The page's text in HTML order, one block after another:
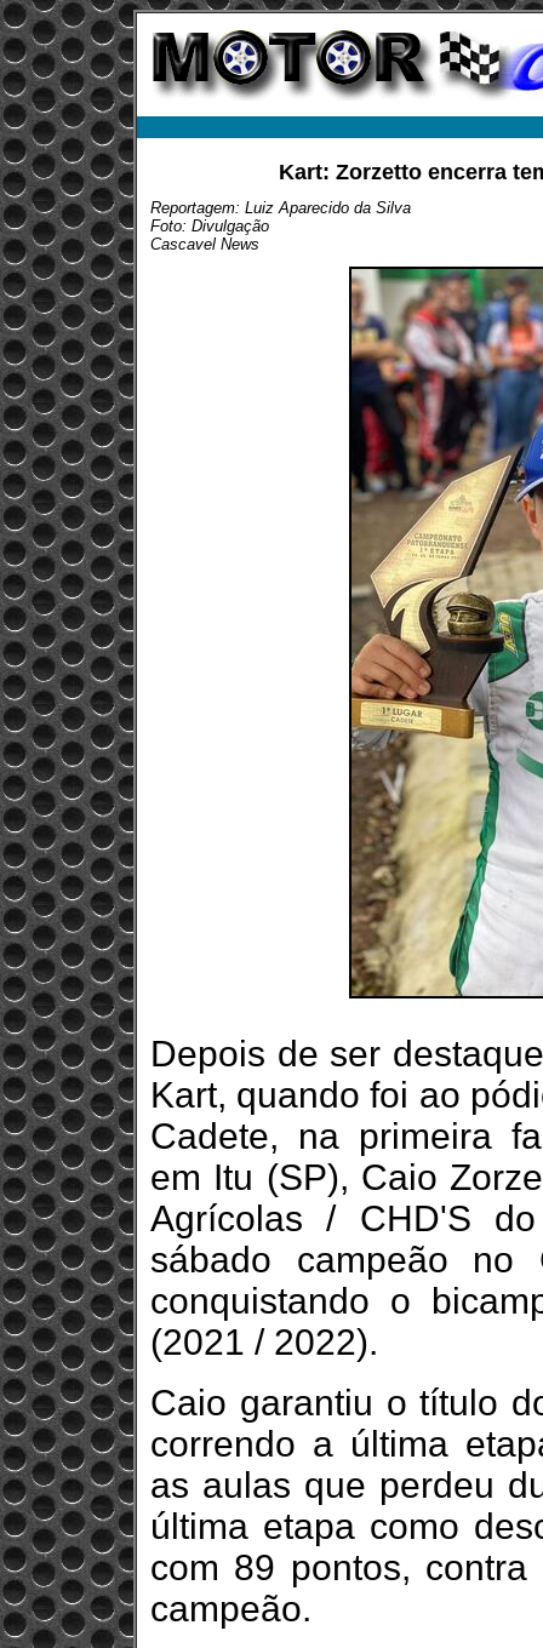
Kart: Zorzetto encerra
Reportagem: Luiz Aparecido da Silva
Foto: Divulgação
Cascavel News
Depois de ser
Kart, quando foi ao
Cadete, na primeira
em Itu (SP), Caio
Agrícolas / CHD'S
sábado campeão
conquistando o
(2021 / 2022).
Caio garantiu o título
correndo a última
as aulas que perdeu
última etapa como
com 89 pontos,
campeão.